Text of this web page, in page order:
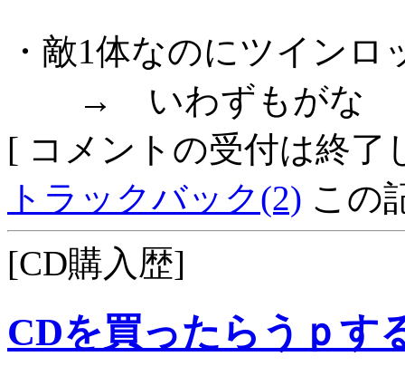
・敵1体なのにツインロ
→ いわずもがな
[ コメントの受付は終了
トラックバック(2) この
[CD購入歴]
CDを買ったらうｐす